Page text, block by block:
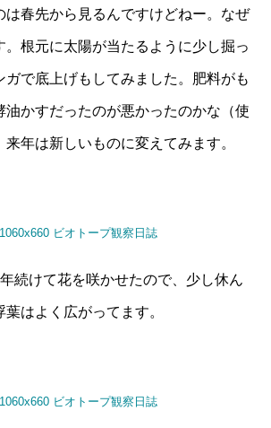
は春先から見るんですけどねー。なぜ
。根元に太陽が当たるように少し掘っ
ガで底上げもしてみました。肥料がも
油かすだったのが悪かったのかな（使
年は新しいものに変えてみます。
続けて花を咲かせたので、少し休ん
はよく広がってます。